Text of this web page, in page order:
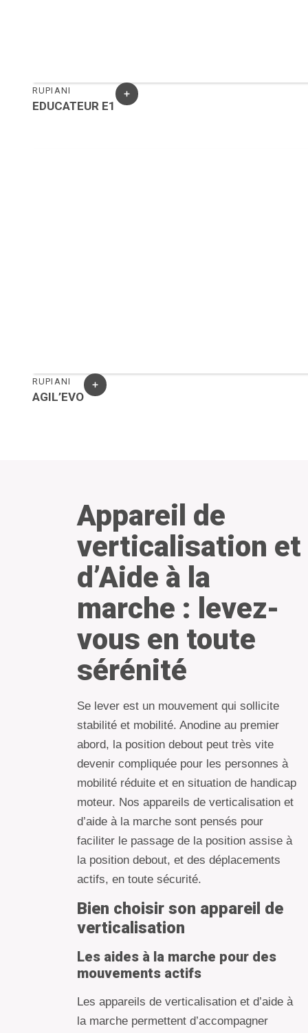
RUPIANI
EDUCATEUR E1
RUPIANI
AGIL’EVO
Appareil de
verticalisation et
d’Aide à la
marche : levez-
vous en toute
sérénité
Se lever est un mouvement qui sollicite
stabilité et mobilité. Anodine au premier
abord, la position debout peut très vite
devenir compliquée pour les personnes à
mobilité réduite et en situation de handicap
moteur. Nos appareils de verticalisation et
d’aide à la marche sont pensés pour
faciliter le passage de la position assise à
la position debout, et des déplacements
actifs, en toute sécurité.
Bien choisir son appareil de
verticalisation
Les aides à la marche pour des
mouvements actifs
Les appareils de verticalisation et d’aide à
la marche permettent d’accompagner